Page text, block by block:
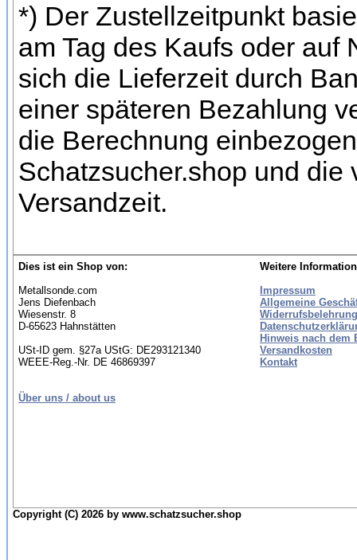
*) Der Zustellzeitpunkt
am Tag des Kaufs oder
sich die Lieferzeit durch
einer späteren Bezahlung
die Berechnung
Schatzsucher.shop und
Versandzeit.
Dies ist ein Shop von:
Metallsonde.com
Jens Diefenbach
Wiesenstr. 8
D-65623 Hahnstätten
USt-ID gem. §27a UStG: DE293121340
WEEE-Reg.-Nr. DE 46869397
Über uns / about us
Weitere
Impressum
Allgemeine
Hinweis nach dem
Versandkosten
Kontakt
Copyright (C) 2026 by www.schatzsucher.shop